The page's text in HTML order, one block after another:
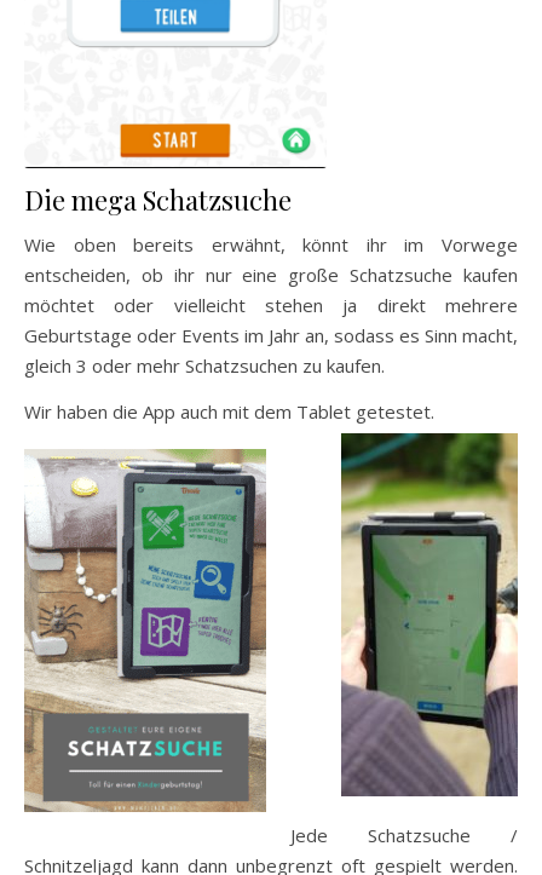
Die mega Schatzsuche
Wie oben bereits erwähnt, könnt ihr im Vorwege
entscheiden, ob ihr nur eine große Schatzsuche kaufen
möchtet oder vielleicht stehen ja direkt mehrere
Geburtstage oder Events im Jahr an, sodass es Sinn macht,
gleich 3 oder mehr Schatzsuchen zu kaufen.
Wir haben die App auch mit dem Tablet getestet.
Jede Schatzsuche /
Schnitzeljagd kann dann unbegrenzt oft gespielt werden.